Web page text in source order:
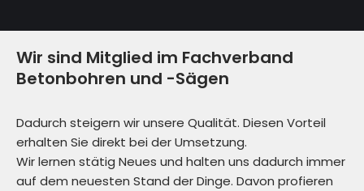
Wir sind Mitglied im Fachverband
Betonbohren und -Sägen
Dadurch steigern wir unsere Qualität. Diesen Vorteil
erhalten Sie direkt bei der Umsetzung.
Wir lernen stätig Neues und halten uns dadurch immer
auf dem neuesten Stand der Dinge. Davon profieren